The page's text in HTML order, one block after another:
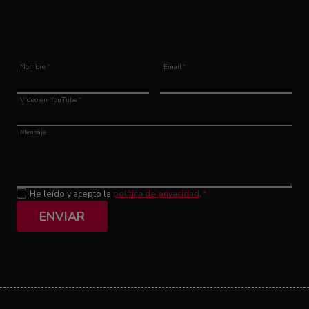
Nombre* Email*
Vídeo en YouTube*
Mensaje
He leído y acepto la política de privacidad. *
ENVIAR